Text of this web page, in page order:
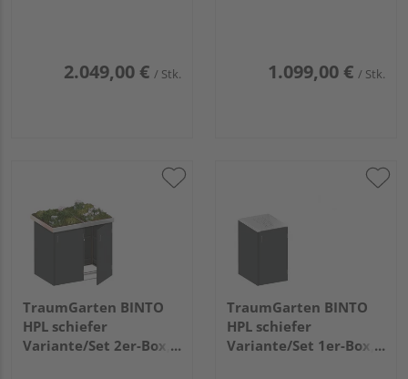
2.049,00 € / Stk. 1.099,00 € / Stk.
TraumGarten BINTO
HPL schiefer
Variante/Set 2er-Box,
TraumGarten BINTO
HPL schiefer
Variante/Set 1er-Box,